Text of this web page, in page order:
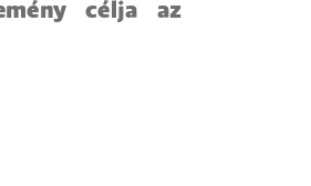
célja az